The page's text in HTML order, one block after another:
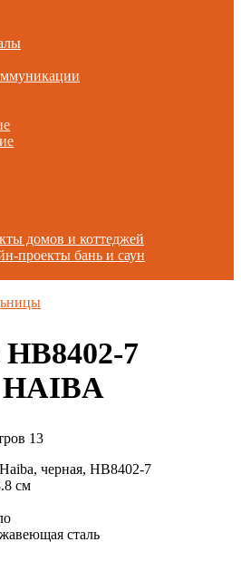
домов и коттеджей
проекты бань и саун
7
HAIBA
13
черная, HB8402-7
см
сталь